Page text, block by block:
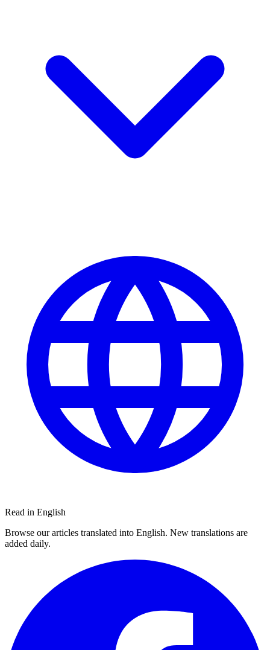
Read in English
Browse our articles translated into English. New translations are
added daily.